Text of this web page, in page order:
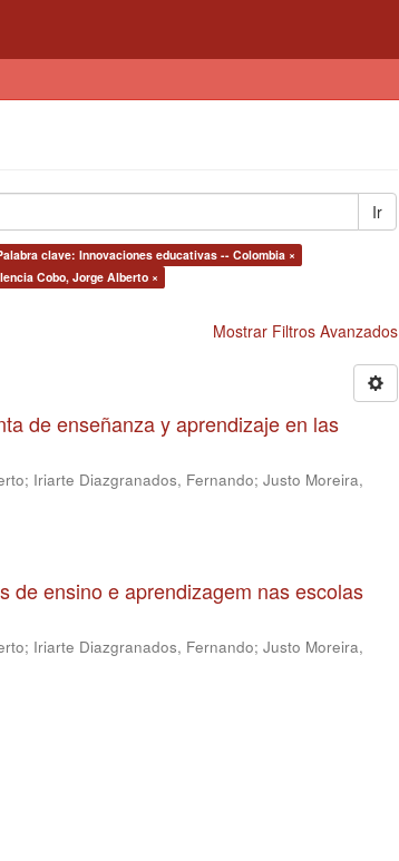
Ir
clave: Innovaciones educativas -- Colombia ×
Cobo, Jorge Alberto ×
Mostrar Filtros Avanzados
de enseñanza y aprendizaje en las
; Iriarte Diazgranados, Fernando; Justo Moreira,
de ensino e aprendizagem nas escolas
; Iriarte Diazgranados, Fernando; Justo Moreira,